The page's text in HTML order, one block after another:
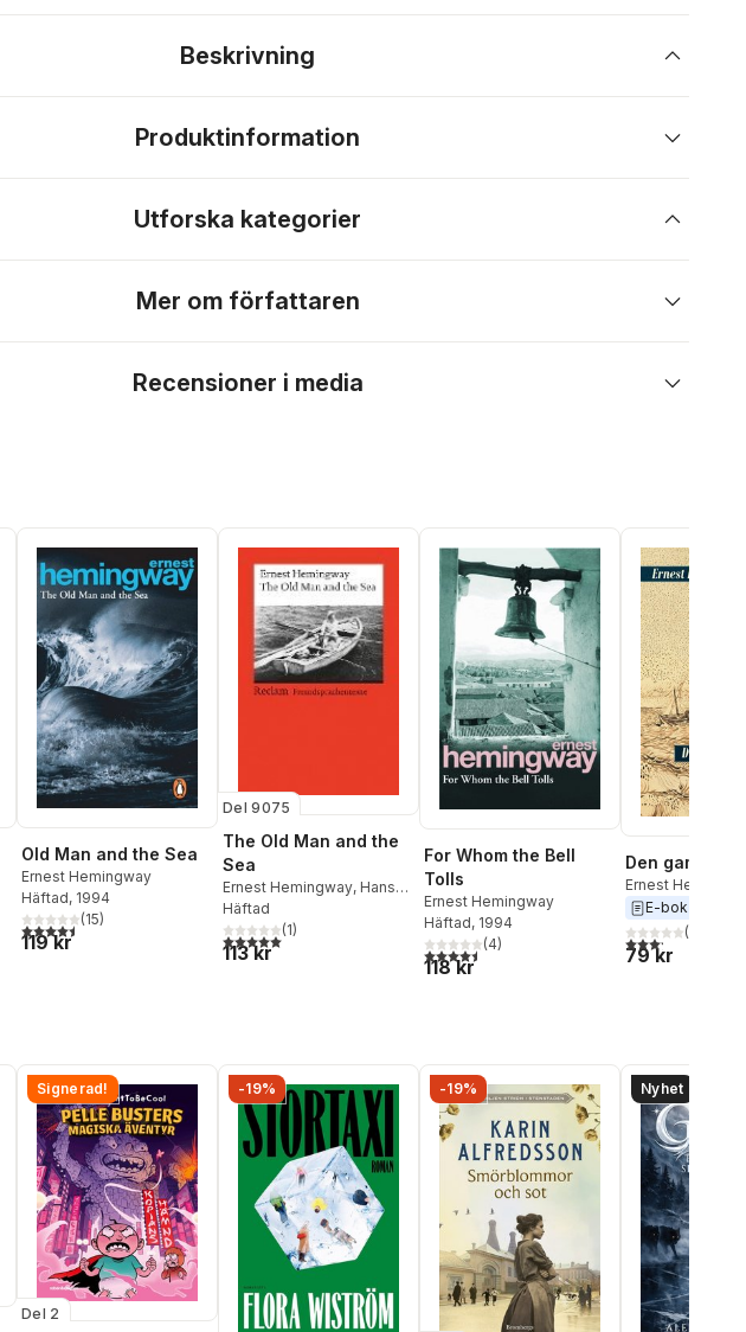
Beskrivning
Produktinformation
Utforska kategorier
Mer om författaren
Recensioner i media
Old Man and the Sea
Ernest Hemingway
Häftad, 1994
4,5utav 5 stjärnor. Totalt antal röster:
(15)
119 kr
Del 9075
The Old Man and the
Sea
Ernest Hemingway, Hans-
Christian Oeser
Häftad
5,0utav 5 stjärnor. Totalt antal röster:
(1)
113 kr
For Whom the Bell
Tolls
Ernest Hemingway
Häftad, 1994
4,5utav 5 stjärnor. Totalt antal röster:
(4)
118 kr
Den gamle
Ernest
E-bok
3,2utav 5(
79 kr
Signerad!
Del 2
-19% -19% Nyhet